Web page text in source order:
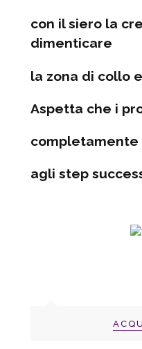
con il siero la
dimenticare
la zona di collo
Aspetta che i
completamente
agli step